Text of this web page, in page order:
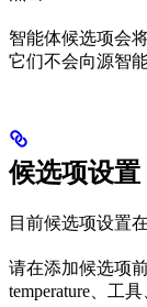
智能体候选项会
它们不会向源智
候选项设置
目前候选项设置
请在添加候选项
temperature、工